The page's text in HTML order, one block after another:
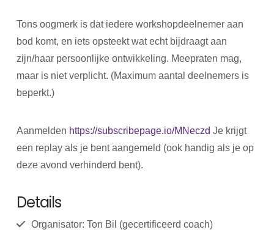
Tons oogmerk is dat iedere workshopdeelnemer aan
bod komt, en iets opsteekt wat echt bijdraagt aan
zijn/haar persoonlijke ontwikkeling. Meepraten mag,
maar is niet verplicht. (Maximum aantal deelnemers is
beperkt.)
Aanmelden https://subscribepage.io/MNeczd Je krijgt
een replay als je bent aangemeld (ook handig als je op
deze avond verhinderd bent).
Details
Organisator: Ton Bil (gecertificeerd coach)